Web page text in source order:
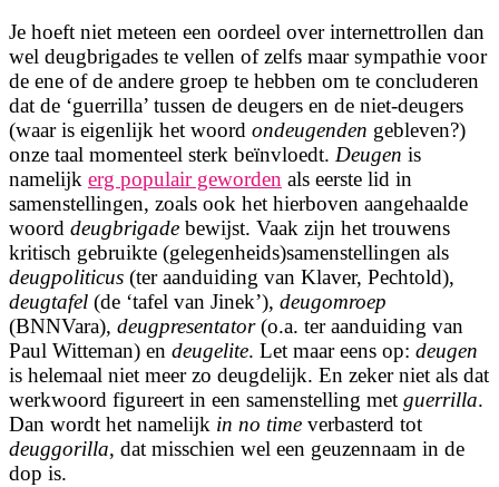
Je hoeft niet meteen een oordeel over internettrollen dan
wel deugbrigades te vellen of zelfs maar sympathie voor
de ene of de andere groep te hebben om te concluderen
dat de ‘guerrilla’ tussen de deugers en de niet-deugers
(waar is eigenlijk het woord ondeugenden gebleven?)
onze taal momenteel sterk beïnvloedt. Deugen is
namelijk erg populair geworden als eerste lid in
samenstellingen, zoals ook het hierboven aangehaalde
woord deugbrigade bewijst. Vaak zijn het trouwens
kritisch gebruikte (gelegenheids)samenstellingen als
deugpoliticus (ter aanduiding van Klaver, Pechtold),
deugtafel (de ‘tafel van Jinek’), deugomroep
(BNNVara), deugpresentator(o.a. ter aanduiding van
Paul Witteman) en deugelite. Let maar eens op: deugen
is helemaal niet meer zo deugdelijk. En zeker niet als dat
werkwoord figureert in een samenstelling met guerrilla.
Dan wordt het namelijk in no time verbasterd tot
deuggorilla, dat misschien wel een geuzennaam in de
dop is.